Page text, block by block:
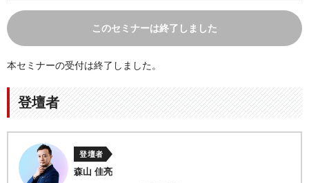
このセミナーは終了しました
本セミナーの受付は終了しました。
登壇者
登壇者
森山 佳亮